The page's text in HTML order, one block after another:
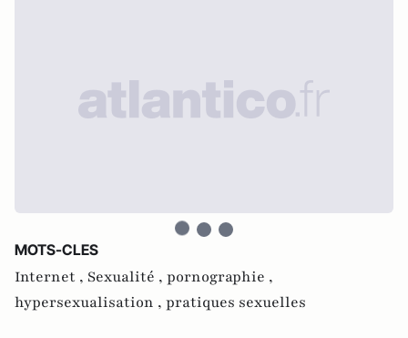
MOTS-CLES
Internet , Sexualité , pornographie ,
hypersexualisation , pratiques sexuelles